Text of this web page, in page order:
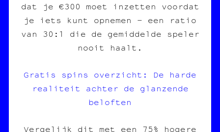
dat je €300 moet inzetten voordat
je iets kunt opnemen – een ratio
van 30:1 die de gemiddelde speler
nooit haalt.
Gratis spins overzicht: De harde
realiteit achter de glanzende
beloften
Vergelijk dit met een 75% hogere